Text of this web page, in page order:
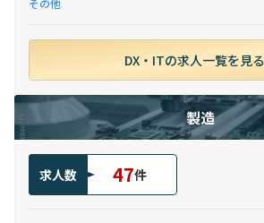
その他
DX・ITの求人一覧を見る
製造
求人数 47件